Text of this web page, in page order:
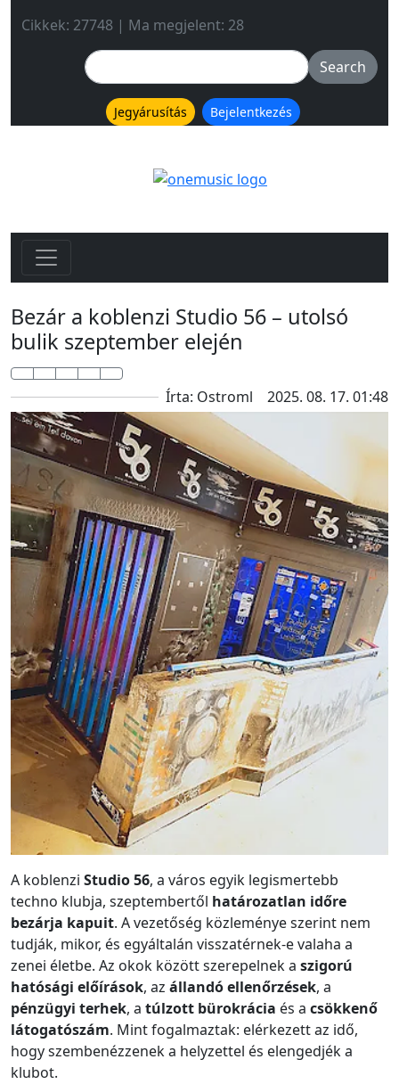
Cikkek: 27748 | Ma megjelent: 28
Jegyárusítás Bejelentkezés
Bezár a koblenzi Studio 56 – utolsó
bulik szeptember elején
Írta: Ostroml 2025. 08. 17. 01:48
A koblenzi Studio 56, a város egyik legismertebb
techno klubja, szeptembertől határozatlan időre
bezárja kapuit. A vezetőség közleménye szerint nem
tudják, mikor, és egyáltalán visszatérnek-e valaha a
zenei életbe. Az okok között szerepelnek a szigorú
hatósági előírások, az állandó ellenőrzések, a
pénzügyi terhek, a túlzott bürokrácia és a csökkenő
látogatószám. Mint fogalmaztak: elérkezett az idő,
hogy szembenézzenek a helyzettel és elengedjék a
klubot.